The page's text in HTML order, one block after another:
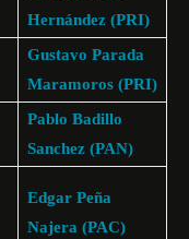
Hernández (PRI)
Gustavo Parada
Maramoros (PRI)
Pablo Badillo
Sanchez (PAN)
Edgar Peña
Najera (PAC)